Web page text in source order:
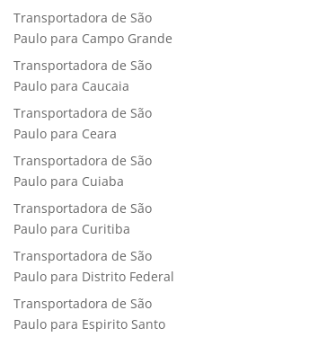
Transportadora de São
Paulo para Campo Grande
Transportadora de São
Paulo para Caucaia
Transportadora de São
Paulo para Ceara
Transportadora de São
Paulo para Cuiaba
Transportadora de São
Paulo para Curitiba
Transportadora de São
Paulo para Distrito Federal
Transportadora de São
Paulo para Espirito Santo